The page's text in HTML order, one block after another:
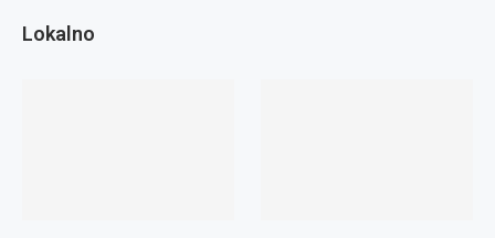
Lokalno